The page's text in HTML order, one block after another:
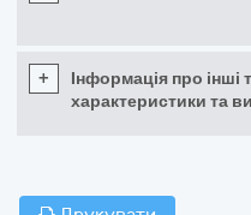
+
Інформація про інші
характеристики та